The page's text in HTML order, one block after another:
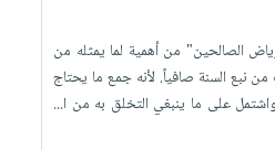
الصالحين" من أهمية لما يمثله من
نبع السنة صافياً. لأنه جمع ما يحتاج
على ما ينبغي التخلق به من ا...